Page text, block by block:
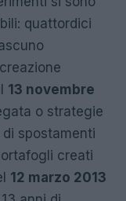
quattordici
13 novembre
o strategie
spostamenti
creati
12 marzo 2013